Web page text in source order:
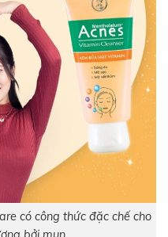
có công thức đặc chế cho